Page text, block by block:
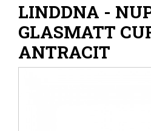
LINDDNA -
GLASMATT
ANTRACIT